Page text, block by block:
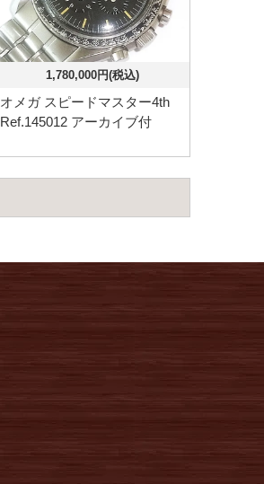
1,780,000円(税込)
オメガ スピードマスター4th
Ref.145012 アーカイブ付